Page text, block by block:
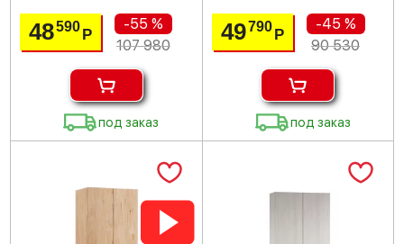
48590Р
-55 %
107 980
под заказ
49790 Р
-45 %
90 530
под заказ